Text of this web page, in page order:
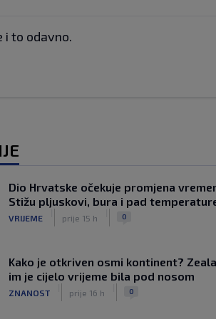
i to odavno.
Dio Hrvatske očekuje promjena
Stižu pljuskovi, bura i pad
VRIJEME prije 15 h 0
Kako je otkriven osmi kontinent?
im je cijelo vrijeme bila pod nosom
ZNANOST prije 16 h 0